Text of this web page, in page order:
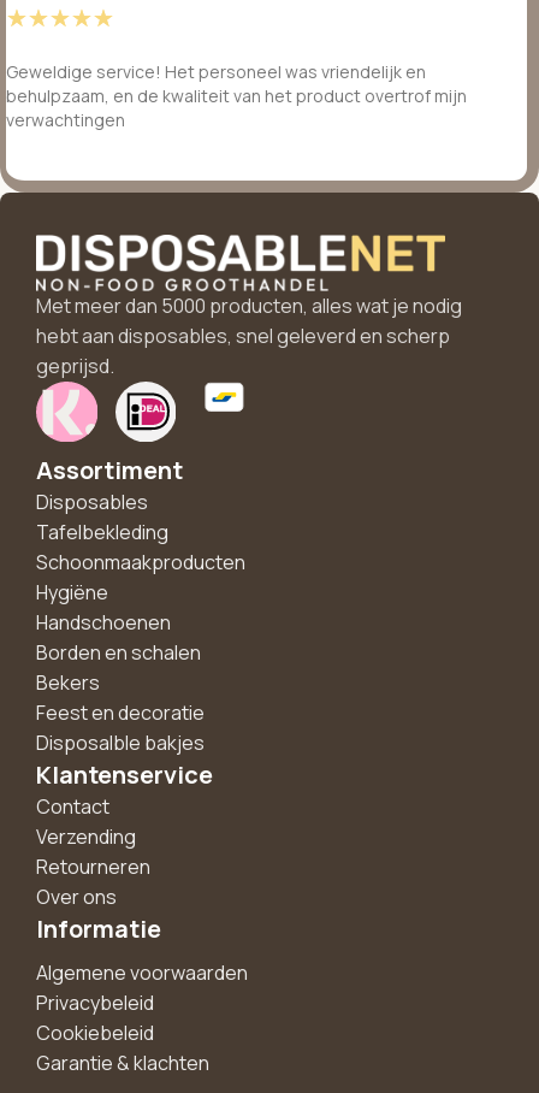
☆☆☆☆☆
Geweldige service! Het personeel was vriendelijk en
behulpzaam, en de kwaliteit van het product overtrof mijn
verwachtingen
Met meer dan 5000 producten, alles wat je nodig
hebt aan disposables, snel geleverd en scherp
geprijsd.
Assortiment
Disposables
Tafelbekleding
Schoonmaakproducten
Hygiëne
Handschoenen
Borden en schalen
Bekers
Feest en decoratie
Disposalble bakjes
Klantenservice
Contact
Verzending
Retourneren
Over ons
Informatie
Algemene voorwaarden
Privacybeleid
Cookiebeleid
Garantie & klachten